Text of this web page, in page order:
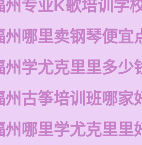
州专业K歌培训学
州哪里卖钢琴便宜
州学尤克里里多少
州古筝培训班哪家
州哪里学尤克里里